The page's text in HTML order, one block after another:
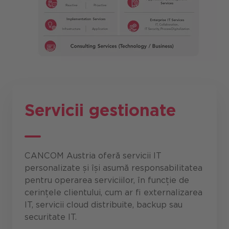
Servicii gestionate
CANCOM Austria oferă servicii IT
personalizate și își asumă responsabilitatea
pentru operarea serviciilor, în funcție de
cerințele clientului, cum ar fi externalizarea
IT, servicii cloud distribuite, backup sau
securitate IT.